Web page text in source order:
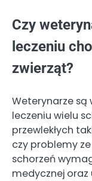
Czy
leczeniu
zwierząt?
Weterynarze są
leczeniu wielu
przewlekłych
czy problemy
schorzeń
medycznej